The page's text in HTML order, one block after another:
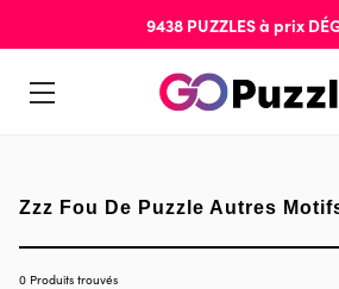
9438 PUZZLESà prix
Zzz Fou De Puzzle Autres
0 Produits trouvés